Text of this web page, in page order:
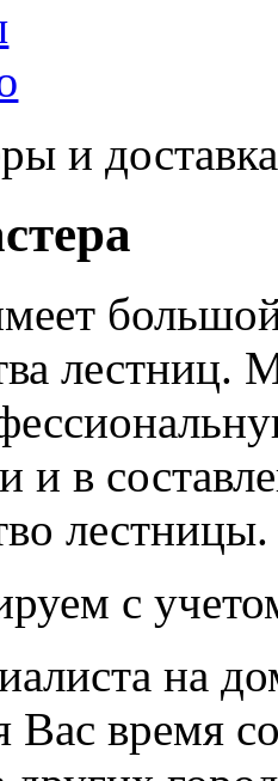
и доставка
лестниц.
и в
лестницы.
с
на
Вас время